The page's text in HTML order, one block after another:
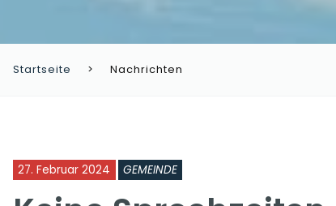
Startseite Nachrichten
27. Februar 2024 GEMEINDE